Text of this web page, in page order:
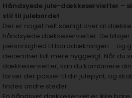
Håndsyede jule-dækkeservietter –
stil til julebordet
Der er noget helt særligt over at
håndsyede dækkeservietter. De
personlighed til borddækningen – og
december lidt mere hyggeligt. Når du
dækkeservietter, kan du kombinere
farver der passer til din julepynt, og
findes andre steder.
En håndsyet dækkeserviet er ikke